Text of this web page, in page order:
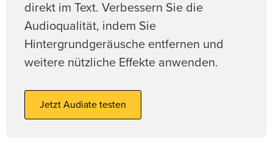
direkt im Text. Verbessern Sie die
Audioqualität, indem Sie
Hintergrundgeräusche entfernen und
weitere nützliche Effekte anwenden.
Jetzt Audiate testen